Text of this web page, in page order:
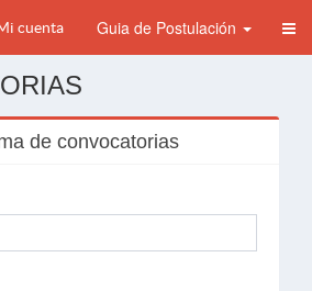
cuenta Guia de Postulación
de convocatorias